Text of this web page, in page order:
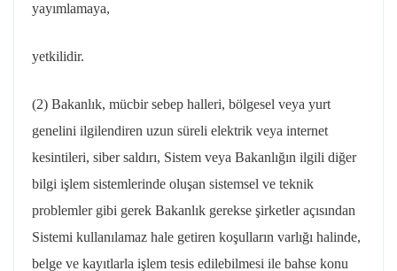
yayımlamaya,
yetkilidir.
(2) Bakanlık, mücbir sebep halleri, bölgesel veya yurt
genelini ilgilendiren uzun süreli elektrik veya internet
kesintileri, siber saldırı, Sistem veya Bakanlığın ilgili diğer
bilgi işlem sistemlerinde oluşan sistemsel ve teknik
problemler gibi gerek Bakanlık gerekse şirketler açısından
Sistemi kullanılamaz hale getiren koşulların varlığı halinde,
belge ve kayıtlarla işlem tesis edilebilmesi ile bahse konu